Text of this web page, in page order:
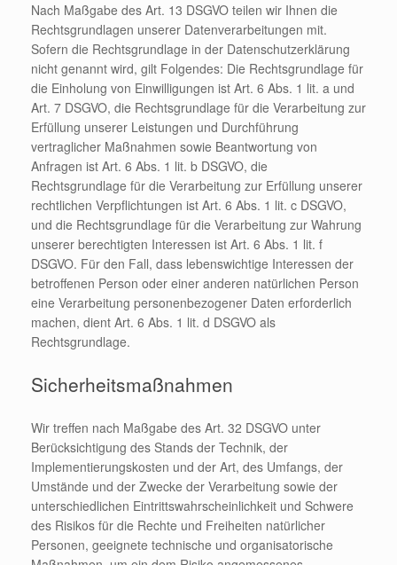
Nach Maßgabe des Art. 13 DSGVO teilen wir Ihnen die
Rechtsgrundlagen unserer Datenverarbeitungen mit.
Sofern die Rechtsgrundlage in der Datenschutzerklärung
nicht genannt wird, gilt Folgendes: Die Rechtsgrundlage für
die Einholung von Einwilligungen ist Art. 6 Abs. 1 lit. a und
Art. 7 DSGVO, die Rechtsgrundlage für die Verarbeitung zur
Erfüllung unserer Leistungen und Durchführung
vertraglicher Maßnahmen sowie Beantwortung von
Anfragen ist Art. 6 Abs. 1 lit. b DSGVO, die
Rechtsgrundlage für die Verarbeitung zur Erfüllung unserer
rechtlichen Verpflichtungen ist Art. 6 Abs. 1 lit. c DSGVO,
und die Rechtsgrundlage für die Verarbeitung zur Wahrung
unserer berechtigten Interessen ist Art. 6 Abs. 1 lit. f
DSGVO. Für den Fall, dass lebenswichtige Interessen der
betroffenen Person oder einer anderen natürlichen Person
eine Verarbeitung personenbezogener Daten erforderlich
machen, dient Art. 6 Abs. 1 lit. d DSGVO als
Rechtsgrundlage.
Sicherheitsmaßnahmen
Wir treffen nach Maßgabe des Art. 32 DSGVO unter
Berücksichtigung des Stands der Technik, der
Implementierungskosten und der Art, des Umfangs, der
Umstände und der Zwecke der Verarbeitung sowie der
unterschiedlichen Eintrittswahrscheinlichkeit und Schwere
des Risikos für die Rechte und Freiheiten natürlicher
Personen, geeignete technische und organisatorische